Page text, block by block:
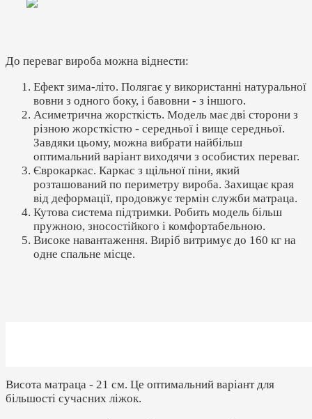
До переваг вироба можна віднести:
Ефект зима-літо. Полягає у використанні натуральної
вовни з одного боку, і бавовни - з іншого.
Асиметрична жорсткість. Модель має дві сторони з
різною жорсткістю - середньої і вище середньої.
Завдяки цьому, можна вибрати найбільш
оптимальний варіант виходячи з особистих переваг.
Єврокаркас. Каркас з щільної піни, який
розташований по периметру вироба. Захищає края
від деформації, продовжує термін служби матраца.
Кутова система підтримки. Робить модель більш
пружною, зносостійкого і комфортабельною.
Високе навантаження. Виріб витримує до 160 кг на
одне спальне місце.
Висота матраца - 21 см. Це оптимальний варіант для
більшості сучасних ліжок.